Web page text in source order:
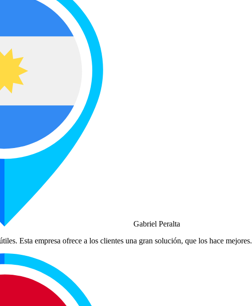
Gabriel Peralta
Esta empresa ofrece a los clientes una gran solución, que los hace mejores.